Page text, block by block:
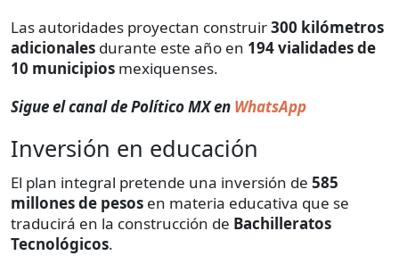
Las autoridades proyectan construir300 kilómetros
adicionales durante este año en 194 vialidades de
10 municipios mexiquenses.
Sigue el canal de Político MX en WhatsApp
Inversión en educación
El plan integral pretende una inversión de 585
millones de pesos en materia educativa que se
traducirá en la construcción de Bachilleratos
Tecnológicos.